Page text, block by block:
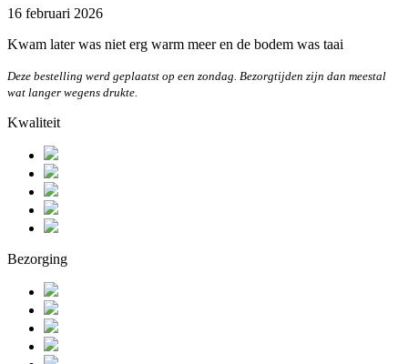
16 februari 2026
Kwam later was niet erg warm meer en de bodem was taai
Deze bestelling werd geplaatst op een zondag. Bezorgtijden zijn dan meestal
wat langer wegens drukte.
Kwaliteit
Bezorging